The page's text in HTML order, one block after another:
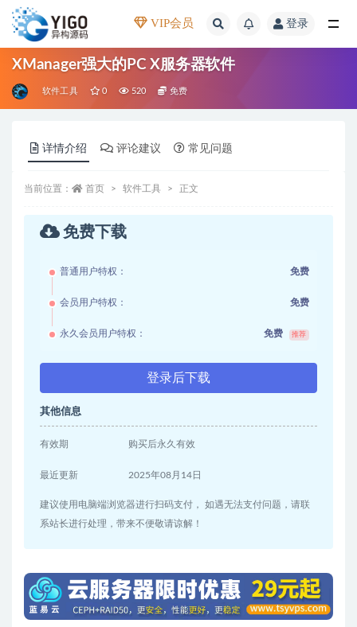
VIP会员 登录
XManager强大的PC X服务器软件
软件工具 0 520 免费
详情介绍 评论建议 常见问题
当前位置： 首页 软件工具 正文
免费下载
普通用户特权： 免费
会员用户特权： 免费
永久会员用户特权： 免费 推荐
登录后下载
其他信息
有效期 购买后永久有效
最近更新 2025年08月14日
建议使用电脑端浏览器进行扫码支付， 如遇无法支付问题，请联
系站长进行处理，带来不便敬请谅解！
全部